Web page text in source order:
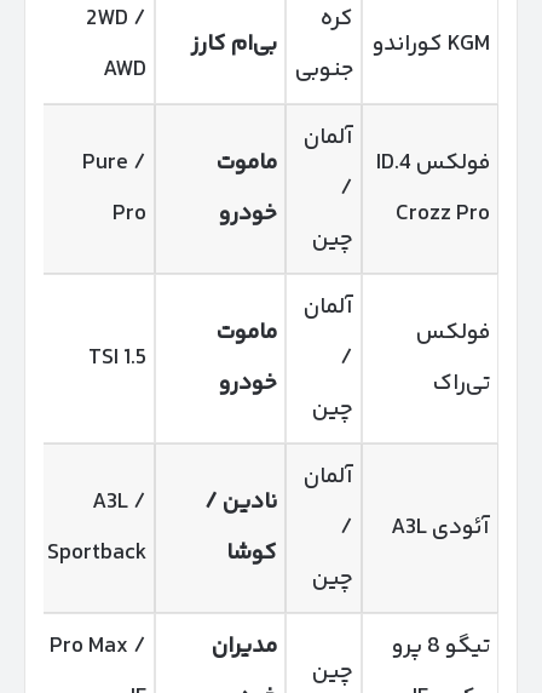
KGM کوراندو
کره
جنوبی
بی‌ام کارز
2WD /
AWD
فولکس ID.4
Crozz Pro
آلمان
/
چین
ماموت
خودرو
Pure /
Pro
فولکس
تی‌راک
آلمان
/
چین
ماموت
خودرو
1.5 TSI
آئودی A3L
آلمان
/
چین
نادین /
کوشا
A3L /
Sportback
تیگو 8 پرو
چین
مدیران
Pro Max /